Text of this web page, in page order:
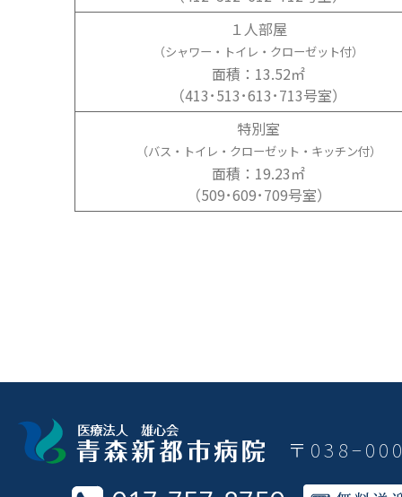
１人部屋
（シャワー・トイレ・クローゼット付）
面積：13.52㎡
（413･513･613･713号室）
特別室
（バス・トイレ・クローゼット・キッチン付）
面積：19.23㎡
（509･609･709号室）
〒